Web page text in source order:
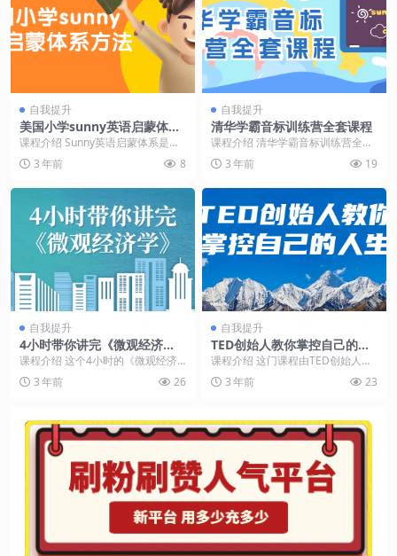
自我提升
美国小学sunny英语启蒙体系
方法
课程介绍 Sunny英语启蒙体系是一
款面向美国小学课程，旨在帮助学
生掌握英语基础...
3 年前 8
自我提升
清华学霸音标训练营全套课程
课程介绍 清华学霸音标训练营全套
课程是一套专为英语初学者设计的
语音训练课程，旨在...
3 年前 19
自我提升
4小时带你讲完《微观经济
学》
课程介绍 这个4小时的《微观经济
学》课程将全面介绍微观经济学的
基本概念和原理，包...
3 年前 26
自我提升
TED创始人教你掌控自己的人
生
课程介绍 这门课程由TED创始人提
供，旨在帮助学员掌控自己的人
生。通过深入的研究...
3 年前 23